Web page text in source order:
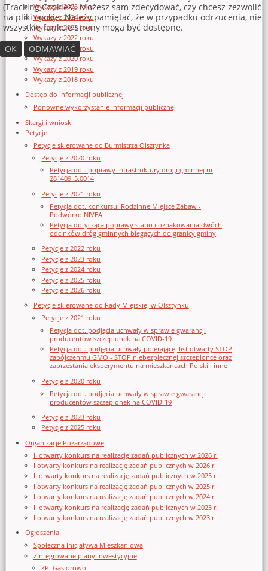
Wykazy z 2025 roku
Wykazy z 2024 roku
Wykazy z 2023 roku
Wykazy z 2022 roku
Wykazy z 2021 roku
Wykazy z 2020 roku
Wykazy z 2019 roku
Wykazy z 2018 roku
Dostęp do informacji publicznej
Ponowne wykorzystanie informacji publicznej
Skargi i wnioski
Petycje
Petycje skierowane do Burmistrza Olsztynka
Petycje z 2020 roku
Petycja dot. poprawy infrastruktury drogi gminnej nr
281409_5.0014
Petycje z 2021 roku
Petycja dot. konkursu: Rodzinne Miejsce Zabaw -
Podwórko NIVEA
Petycja dotycząca poprawy stanu i oznakowania dwóch
odcinków dróg gminnych biegących do granicy gminy
Petycje z 2022 roku
Petycje z 2023 roku
Petycje z 2024 roku
Petycje z 2025 roku
Petycje z 2026 roku
Petycje skierowane do Rady Miejskiej w Olsztynku
Petycje z 2021 roku
Petycja dot. podjęcia uchwały w sprawie gwarancji
producentów szczepionek na COVID-19
Petycja dot. podjęcia uchwały poierającej list otwarty STOP
zabójczenmu GMO - STOP niebezpiecznej szczepionce oraz
zaprzestania eksperymentu na mieszkańcach Polski i inne
Petycje z 2020 roku
Petycja dot. podjęcia uchwały w sprawie gwarancji
producentów szczepionek na COVID-19
Petycje z 2023 roku
Petycje z 2025 roku
Organizacje Pozarządowe
II otwarty konkurs na realizację zadań publicznych w 2026 r.
I otwarty konkurs na realizację zadań publicznych w 2026 r.
II otwarty konkurs na realizację zadań publicznych w 2025 r.
I otwarty konkurs na realizację zadań publicznych w 2025 r.
I otwarty konkurs na realizację zadań publicznych w 2024 r.
II otwarty konkurs na realizację zadań publicznych w 2023 r.
I otwarty konkurs na realizację zadań publicznych w 2023 r.
Ogłoszenia
Społeczna Inicjatywa Mieszkaniowa
Zintegrowane plany inwestycyjne
ZPI Gąsiorowo
(Tracking Cookies). Możesz sam zdecydować, czy chcesz zezwolić
na pliki cookie. Należy pamiętać, że w przypadku odrzucenia, nie
wszystkie funkcje strony mogą być dostępne.
OK
ODMAWIAĆ